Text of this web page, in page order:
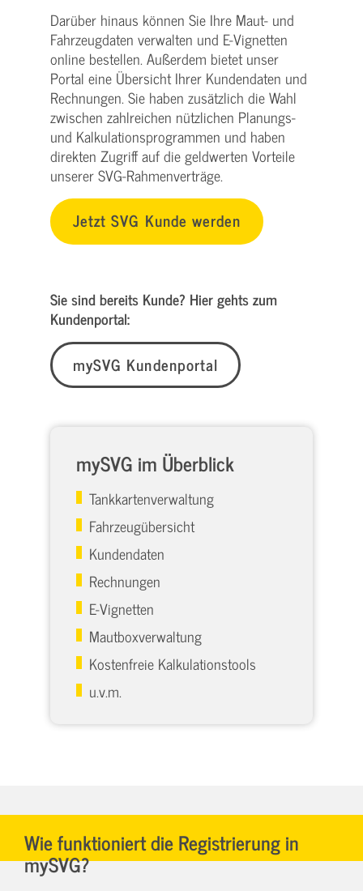
Darüber hinaus können Sie Ihre Maut- und
Fahrzeugdaten verwalten und E-Vignetten
online bestellen. Außerdem bietet unser
Portal eine Übersicht Ihrer Kundendaten und
Rechnungen. Sie haben zusätzlich die Wahl
zwischen zahlreichen nützlichen Planungs-
und Kalkulationsprogrammen und haben
direkten Zugriff auf die geldwerten Vorteile
unserer SVG-Rahmenverträge.
Jetzt SVG Kunde werden
Sie sind bereits Kunde? Hier gehts zum
Kundenportal:
mySVG Kundenportal
mySVG im Überblick
Tankkartenverwaltung
Fahrzeugübersicht
Kundendaten
Rechnungen
E-Vignetten
Mautboxverwaltung
Kostenfreie Kalkulationstools
u.v.m.
Wie funktioniert die Registrierung in
mySVG?